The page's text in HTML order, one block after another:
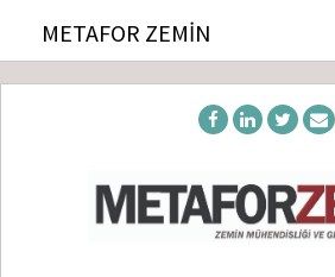
METAFOR ZEMIN